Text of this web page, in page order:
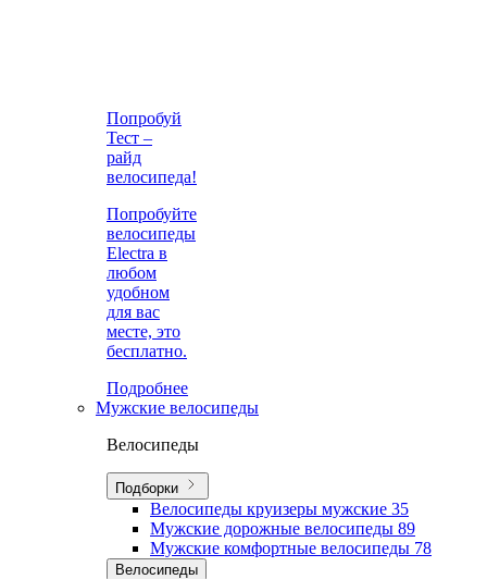
Попробуй
Тест –
райд
велосипеда!
Попробуйте
велосипеды
Electra в
любом
удобном
для вас
месте, это
бесплатно.
Подробнее
Мужские велосипеды
Велосипеды
Подборки
Велосипеды круизеры мужские 35
Мужские дорожные велосипеды 89
Мужские комфортные велосипеды 78
Велосипеды